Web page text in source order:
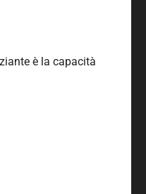
è la capacità